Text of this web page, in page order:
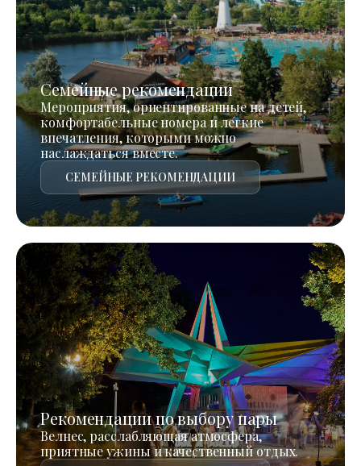
Семейные рекомендации
Мероприятия, ориентированные на детей,
комфортабельные номера и легкие
впечатления, которыми можно
наслаждаться вместе.
СЕМЕЙНЫЕ РЕКОМЕНДАЦИИ
Рекомендации по выбору пары
Велнес, расслабляющая атмосфера,
приятные ужины и качественный отдых.